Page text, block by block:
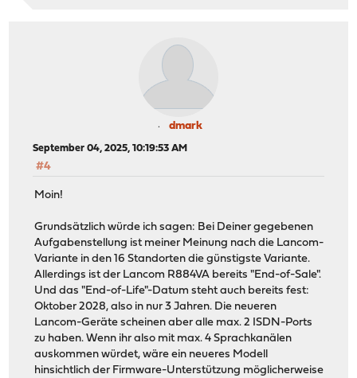
dmark
September 04, 2025, 10:19:53 AM
#4
Moin!
Grundsätzlich würde ich sagen: Bei Deiner gegebenen
Aufgabenstellung ist meiner Meinung nach die Lancom-
Variante in den 16 Standorten die günstigste Variante.
Allerdings ist der Lancom R884VA bereits "End-of-Sale".
Und das "End-of-Life"-Datum steht auch bereits fest:
Oktober 2028, also in nur 3 Jahren. Die neueren
Lancom-Geräte scheinen aber alle max. 2 ISDN-Ports
zu haben. Wenn ihr also mit max. 4 Sprachkanälen
auskommen würdet, wäre ein neueres Modell
hinsichtlich der Firmware-Unterstützung möglicherweise